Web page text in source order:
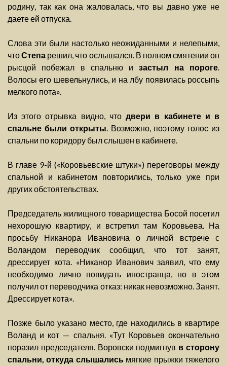
родину, так как она жаловалась, что вы давно уже не
даете ей отпуска.
Слова эти были настолько неожиданными и нелепыми,
чтоСтепа решил, что ослышался. В полном смятении он
рысцой побежал в спальню изастыл на пороге.
Волосы его шевельнулись, и на лбу появилась россыпь
мелкого пота».
Из этого отрывка видно, чтодвери в кабинете и в
спальне были открыты. Возможно, поэтому голос из
спальни по коридору был слышен в кабинете.
В главе 9-й («Коровьевские штуки») переговоры между
спальной и кабинетом повторились, только уже при
других обстоятельствах.
Председатель жилищного товарищества Босой посетил
нехорошую квартиру, и встретил там Коровьева. На
просьбу Никанора Ивановича о личной встрече с
Воландом переводчик сообщил, что тот занят,
дрессирует кота. «Никанор Иванович заявил, что ему
необходимо лично повидать иностранца, но в этом
получил от переводчика отказ: никак невозможно. Занят.
Дрессирует кота».
Позже было указано место, где находились в квартире
Воланд и кот — спальня. «Тут Коровьев окончательно
поразил председателя. Воровски подмигнув в сторону
спальни, откуда слышалисьмягкие прыжки тяжелого